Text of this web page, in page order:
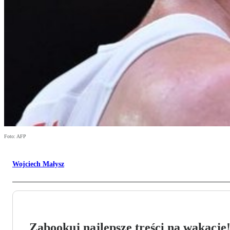
Foto: AFP
Wojciech Małysz